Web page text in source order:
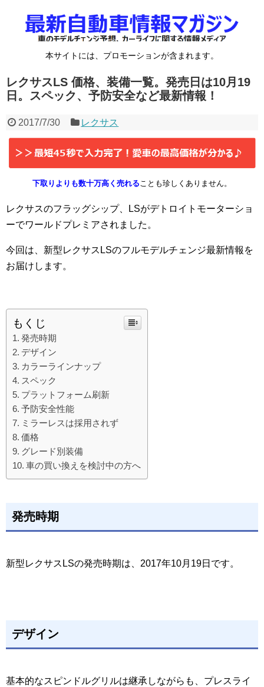
本サイトには、プロモーションが含まれます。
レクサスLS 価格、装備一覧。発売日は10月19
日。スペック、予防安全など最新情報！
2017/7/30 レクサス
下取りよりも数十万高く売れることも珍しくありません。
レクサスのフラッグシップ、LSがデトロイトモーターショ
ーでワールドプレミアされました。
今回は、新型レクサスLSのフルモデルチェンジ最新情報を
お届けします。
もくじ
発売時期
デザイン
カラーラインナップ
スペック
プラットフォーム刷新
予防安全性能
ミラーレスは採用されず
価格
グレード別装備
車の買い換えを検討中の方へ
発売時期
新型レクサスLSの発売時期は、2017年10月19日です。
デザイン
基本的なスピンドルグリルは継承しながらも、プレスライ